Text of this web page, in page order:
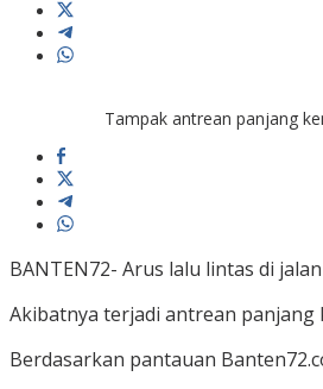
Tampak antrean panjang
BANTEN72- Arus lalu lintas di
Akibatnya terjadi antrean panjang
Berdasarkan pantauan